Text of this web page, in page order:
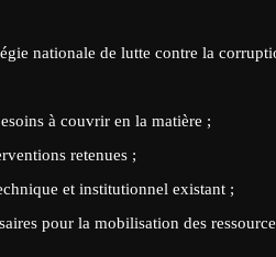
nationale de lutte contre la
à couvrir en la matière ;
retenues ;
et institutionnel existant ;
pour la mobilisation des